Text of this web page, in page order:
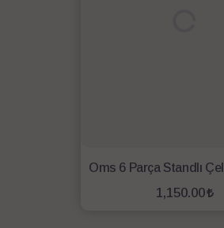
1,150.00